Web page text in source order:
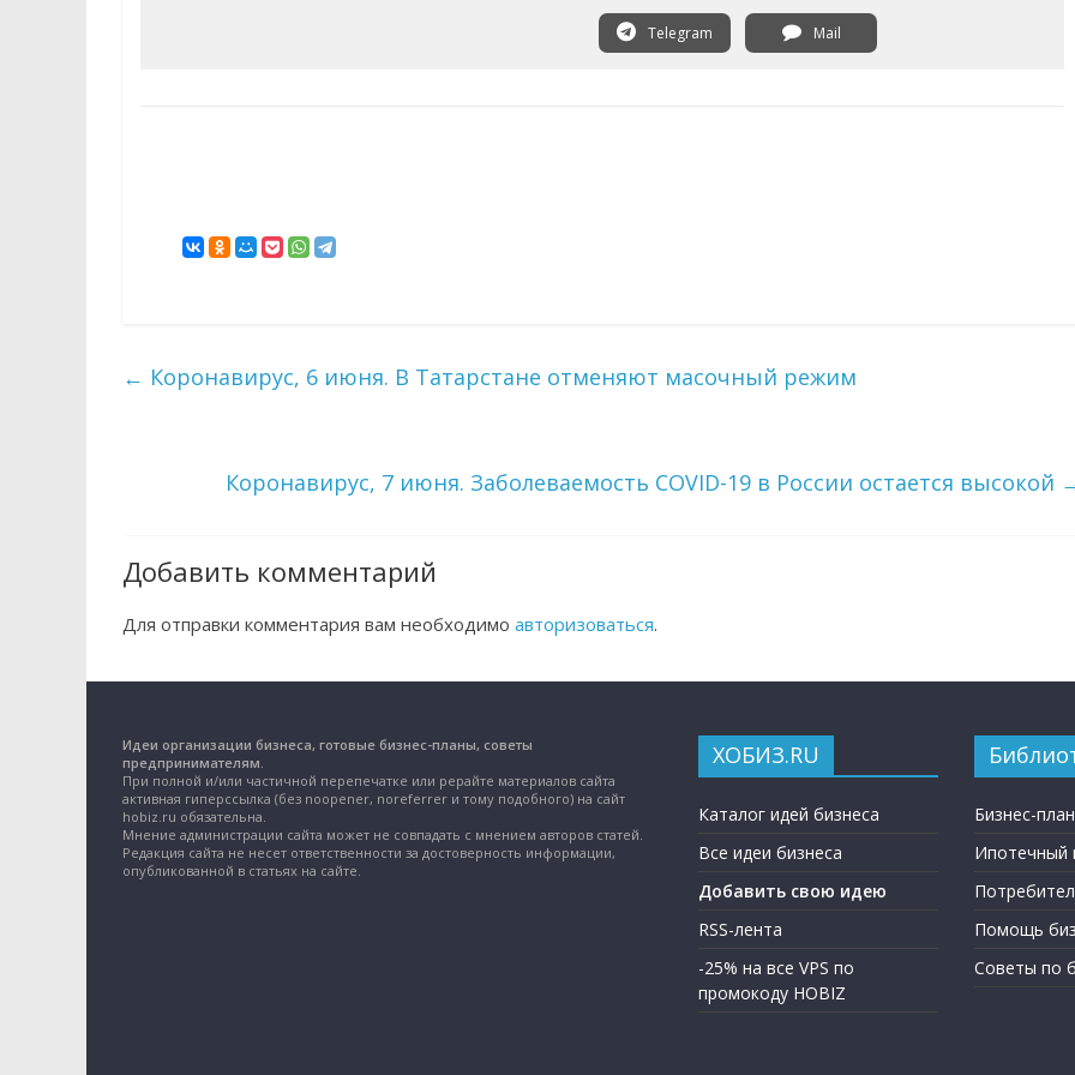
Telegram Mail
← Коронавирус, 6 июня. В Татарстане отменяют масочный режим
Коронавирус, 7 июня. Заболеваемость COVID-19 в России остается высокой
Добавить комментарий
Для отправки комментария вам необходимо авторизоваться.
Идеи организации бизнеса, готовые бизнес-планы, советы
предпринимателям.
При полной и/или частичной перепечатке или рерайте материалов сайта
активная гиперссылка (без noopener, noreferrer и тому подобного) на сайт
hobiz.ru обязательна.
Мнение администрации сайта может не совпадать с мнением авторов статей.
Редакция сайта не несет ответственности за достоверность информации,
опубликованной в статьях на сайте.
ХОБИЗ.RU
Каталог идей бизнеса
Все идеи бизнеса
Добавить свою идею
RSS-лента
-25% на все VPS по
промокоду HOBIZ
Бизнес-
Ипотечный
Помощь
Советы по